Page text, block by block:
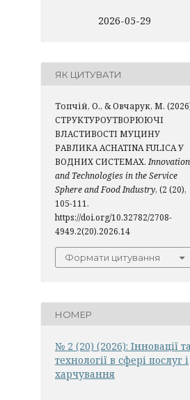
2026-05-29
ЯК ЦИТУВАТИ
Топчій, О., & Овчарук, М.
СТРУКТУРОУТВОРЮЮЧІ
ВЛАСТИВОСТІ МУЦИНУ
РАВЛИКА ACHATINA FULICA У
ВОДНИХ СИСТЕМАХ.
and Technologies in the Service
Sphere and Food Industry, (2 (20),
105-111.
https://doi.org/10.32782/2708-
4949.2(20).2026.14
Формати цитування
НОМЕР
№ 2 (20) (2026): Інновації
технології в сфері послуг і
харчування